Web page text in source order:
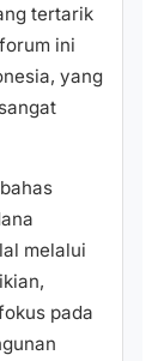
tertarik
ini
yang
melalui
pada